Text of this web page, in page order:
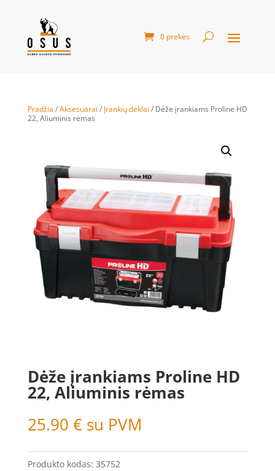
0 prekės
Pradžia /Aksesuarai / Įrankių dėklai / Dėže įrankiams Proline HD
22, Aliuminis rėmas
Dėže įrankiams Proline HD
22, Aliuminis rėmas
25.90 € su PVM
Produkto kodas: 35752